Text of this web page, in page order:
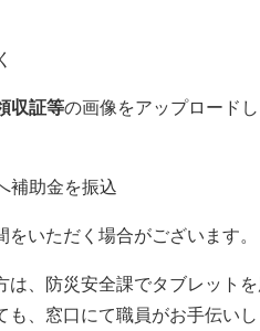
収証等の画像をアップロード
補助金を振込
をいただく場合がございます。
、防災安全課でタブレット
も、窓口にて職員がお手伝い